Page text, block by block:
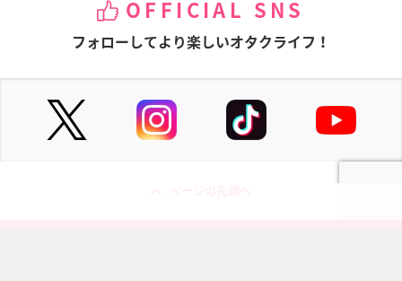
OFFICIAL SNS
フォローしてより楽しいオタクライフ！